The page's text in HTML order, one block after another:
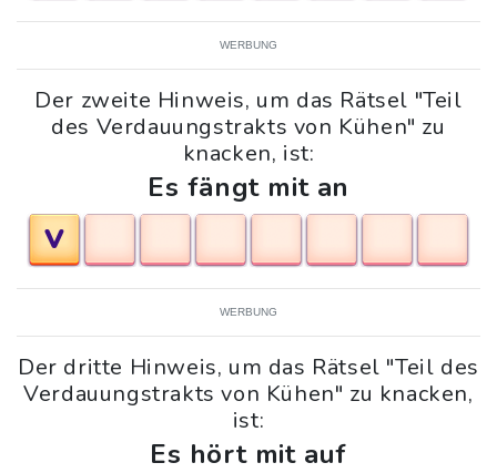
WERBUNG
Der zweite Hinweis, um das Rätsel "Teil
des Verdauungstrakts von Kühen" zu
knacken, ist:
Es fängt mit an
V
WERBUNG
Der dritte Hinweis, um das Rätsel "Teil des
Verdauungstrakts von Kühen" zu knacken,
ist:
Es hört mit auf